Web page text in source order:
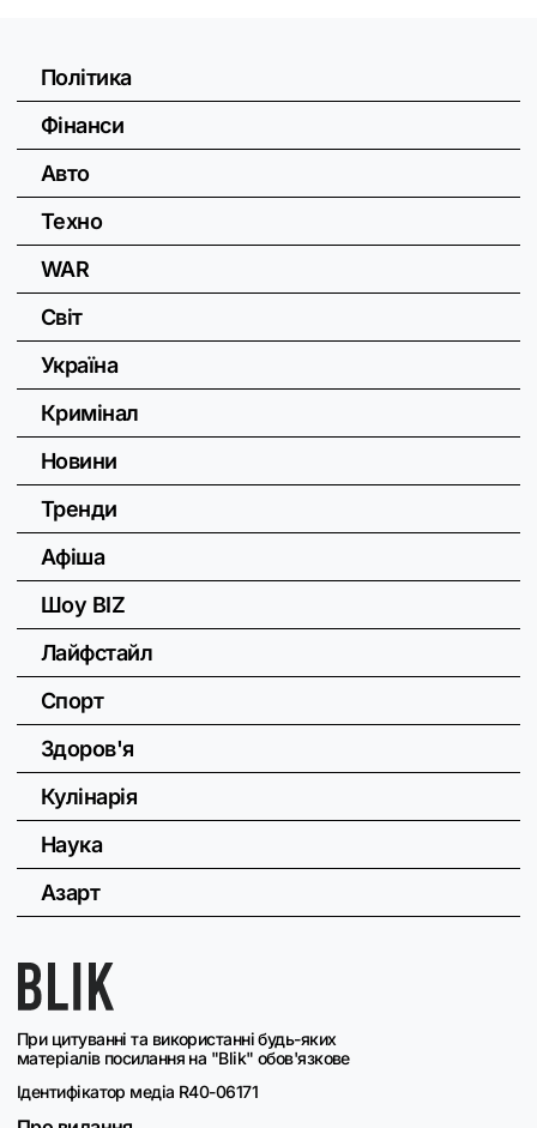
При цитуванні та використанні будь-яких
матеріалів посилання на "Blik" обов'язкове
Ідентифікатор медіа R40-06171
Політика
Фінанси
Авто
Техно
WAR
Світ
Україна
Кримінал
Новини
Тренди
Афіша
Шоу BIZ
Лайфстайл
Спорт
Здоров'я
Кулінарія
Наука
Азарт